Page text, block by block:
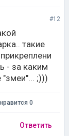
#12
такие
- за каким
;)))
0
Ответить